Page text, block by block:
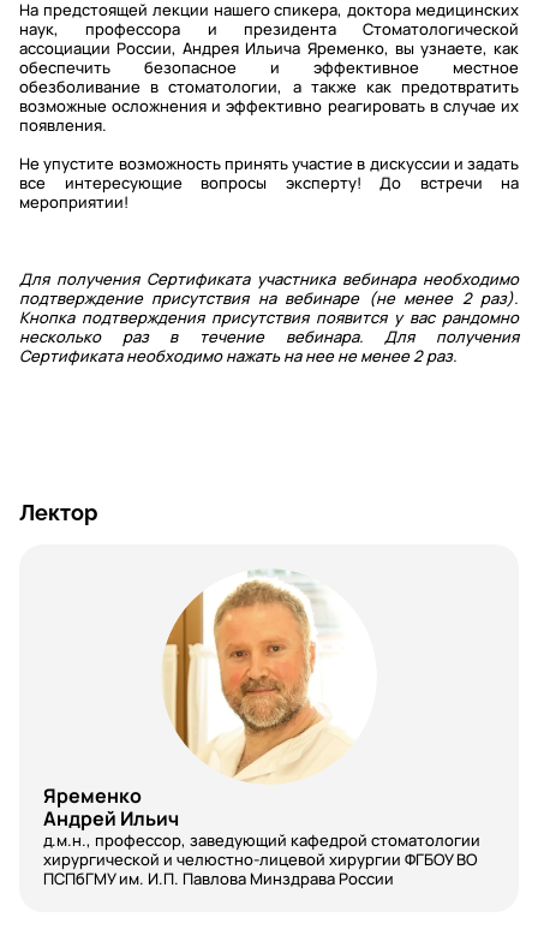
На предстоящей лекции нашего спикера, доктора медицинских
наук, профессора и президента Стоматологической
ассоциации России, Андрея Ильича Яременко, вы узнаете, как
обеспечить безопасное и эффективное местное
обезболивание в стоматологии, а также как предотвратить
возможные осложнения и эффективно реагировать в случае их
появления.
Не упустите возможность принять участие в дискуссии и задать
все интересующие вопросы эксперту! До встречи на
мероприятии!
Для получения Сертификата участника вебинара необходимо
подтверждение присутствия на вебинаре (не менее 2 раз).
Кнопка подтверждения присутствия появится у вас рандомно
несколько раз в течение вебинара. Для получения
Сертификата необходимо нажать на нее не менее 2 раз.
Лектор
Яременко
Андрей Ильич
д.м.н., профессор, заведующий кафедрой стоматологии
хирургической и челюстно-лицевой хирургии ФГБОУ ВО
ПСПбГМУ им. И.П. Павлова Минздрава России